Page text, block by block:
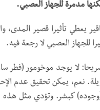
مدمرة للجهاز العصبي.
يعطي تأثيرا قصير المدى،
للجهاز العصبي لا رجعة فيه.
لا يوجد موخومور (فطر
نعم، يمكن تحقيق عدم
كبشر. وتؤدي مثل